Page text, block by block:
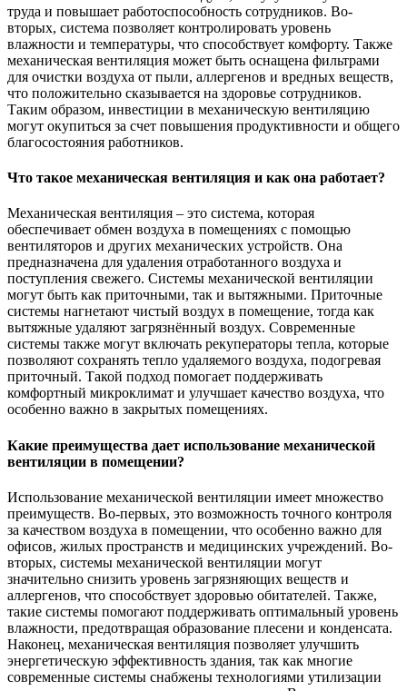
труда и повышает работоспособность сотрудников. Во-
вторых, система позволяет контролировать уровень
влажности и температуры, что способствует комфорту. Также
механическая вентиляция может быть оснащена фильтрами
для очистки воздуха от пыли, аллергенов и вредных веществ,
что положительно сказывается на здоровье сотрудников.
Таким образом, инвестиции в механическую вентиляцию
могут окупиться за счет повышения продуктивности и общего
благосостояния работников.
Что такое механическая вентиляция и как она работает?
Механическая вентиляция – это система, которая
обеспечивает обмен воздуха в помещениях с помощью
вентиляторов и других механических устройств. Она
предназначена для удаления отработанного воздуха и
поступления свежего. Системы механической вентиляции
могут быть как приточными, так и вытяжными. Приточные
системы нагнетают чистый воздух в помещение, тогда как
вытяжные удаляют загрязнённый воздух. Современные
системы также могут включать рекуператоры тепла, которые
позволяют сохранять тепло удаляемого воздуха, подогревая
приточный. Такой подход помогает поддерживать
комфортный микроклимат и улучшает качество воздуха, что
особенно важно в закрытых помещениях.
Какие преимущества дает использование механической
вентиляции в помещении?
Использование механической вентиляции имеет множество
преимуществ. Во-первых, это возможность точного контроля
за качеством воздуха в помещении, что особенно важно для
офисов, жилых пространств и медицинских учреждений. Во-
вторых, системы механической вентиляции могут
значительно снизить уровень загрязняющих веществ и
аллергенов, что способствует здоровью обитателей. Также,
такие системы помогают поддерживать оптимальный уровень
влажности, предотвращая образование плесени и конденсата.
Наконец, механическая вентиляция позволяет улучшить
энергетическую эффективность здания, так как многие
современные системы снабжены технологиями утилизации